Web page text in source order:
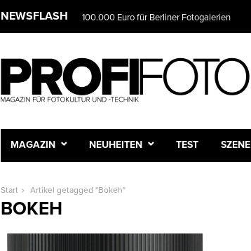
NEWSFLASH 100.000 Euro für Berliner Fotogalerien
MAGAZIN NEUHEITEN TEST SZENE
Start Artikel getagged "Bokeh"
BOKEH